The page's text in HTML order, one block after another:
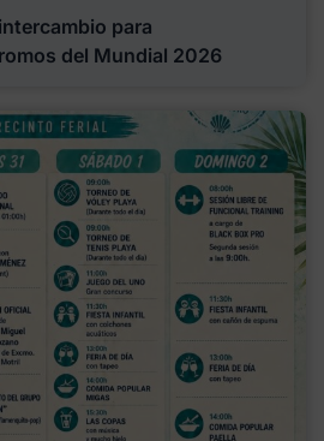
para
del Mundial 2026